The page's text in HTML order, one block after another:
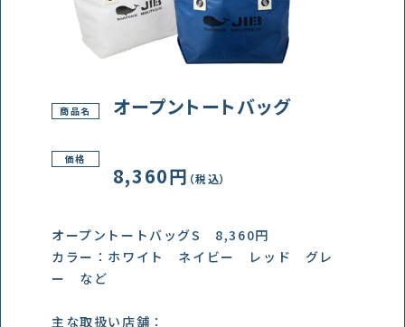
商品名 オープントートバッグ
価格
8,360円 （税込）
オープントートバッグS 8,360円
カラー：ホワイト ネイビー レッド グレ
ー など
主な取扱い店舗：